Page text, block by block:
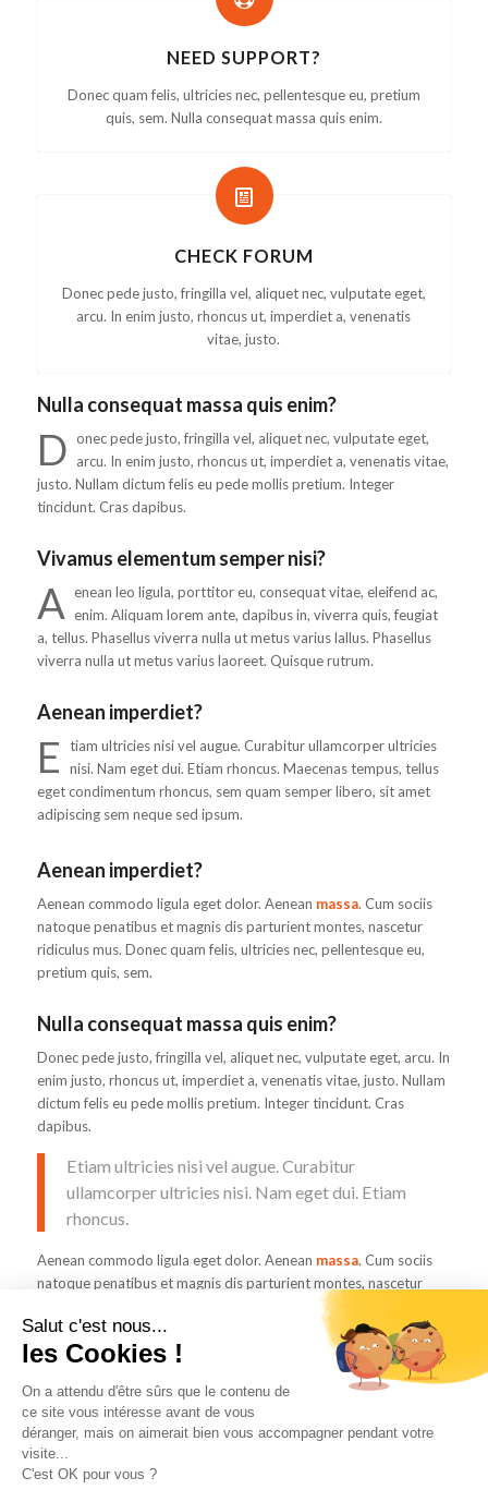
NEED SUPPORT?
Donec quam felis, ultricies nec, pellentesque eu, pretium
quis, sem. Nulla consequat massa quis enim.
CHECK FORUM
Donec pede justo, fringilla vel, aliquet nec, vulputate eget,
arcu. In enim justo, rhoncus ut, imperdiet a, venenatis
vitae, justo.
Nulla consequat massa quis enim?
D
onec pede justo, fringilla vel, aliquet nec, vulputate eget,
arcu. In enim justo, rhoncus ut, imperdiet a, venenatis vitae,
justo. Nullam dictum felis eu pede mollis pretium. Integer
tincidunt. Cras dapibus.
Vivamus elementum semper nisi?
A
enean leo ligula, porttitor eu, consequat vitae, eleifend ac,
enim. Aliquam lorem ante, dapibus in, viverra quis, feugiat
a, tellus. Phasellus viverra nulla ut metus varius lallus. Phasellus
viverra nulla ut metus varius laoreet. Quisque rutrum.
Aenean imperdiet?
E
tiam ultricies nisi vel augue. Curabitur ullamcorper ultricies
nisi. Nam eget dui. Etiam rhoncus. Maecenas tempus, tellus
eget condimentum rhoncus, sem quam semper libero, sit amet
adipiscing sem neque sed ipsum.
Aenean imperdiet?
Aenean commodo ligula eget dolor. Aenean massa. Cum sociis
natoque penatibus et magnis dis parturient montes, nascetur
ridiculus mus. Donec quam felis, ultricies nec, pellentesque eu,
pretium quis, sem.
Nulla consequat massa quis enim?
Donec pede justo, fringilla vel, aliquet nec, vulputate eget, arcu. In
enim justo, rhoncus ut, imperdiet a, venenatis vitae, justo. Nullam
dictum felis eu pede mollis pretium. Integer tincidunt. Cras
dapibus.
Etiam ultricies nisi vel augue. Curabitur
ullamcorper ultricies nisi. Nam eget dui. Etiam
rhoncus.
Aenean commodo ligula eget dolor. Aenean massa. Cum sociis
natoque penatibus et magnis dis parturient montes, nascetur
ridiculus mus. Donec quam felis, ultricies nec, pellentesque eu,
pretium quis, sem.
Ce site utilise des cookies. En continuant à naviguer sur le site, vous
Salut c'est nous...
les Cookies !
On a attendu d'être sûrs que le contenu de
ce site vous intéresse avant de vous
déranger, mais on aimerait bien vous accompagner pendant votre
visite...
C'est OK pour vous ?